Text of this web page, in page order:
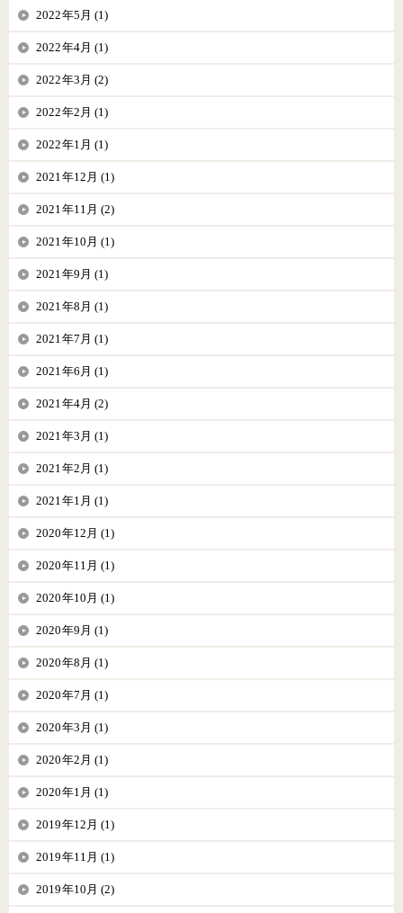
2022年5月 (1)
2022年4月 (1)
2022年3月 (2)
2022年2月 (1)
2022年1月 (1)
2021年12月 (1)
2021年11月 (2)
2021年10月 (1)
2021年9月 (1)
2021年8月 (1)
2021年7月 (1)
2021年6月 (1)
2021年4月 (2)
2021年3月 (1)
2021年2月 (1)
2021年1月 (1)
2020年12月 (1)
2020年11月 (1)
2020年10月 (1)
2020年9月 (1)
2020年8月 (1)
2020年7月 (1)
2020年3月 (1)
2020年2月 (1)
2020年1月 (1)
2019年12月 (1)
2019年11月 (1)
2019年10月 (2)